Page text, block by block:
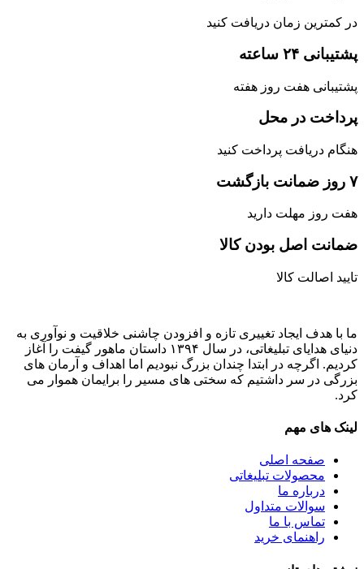
در کمترین زمان دریافت کنید
پشتیبانی ۲۴ ساعته
پشتیبانی هفت روز هفته
پرداخت در محل
هنگام دریافت پرداخت کنید
۷ روز ضمانت بازگشت
هفت روز مهلت دارید
ضمانت اصل‌ بودن کالا
تایید اصالت کالا
ما با هدف ایجاد تغییری تازه و افزودن چاشنی خلاقیت و نوآوری به
دنیای هدایای تبلیغاتی، در سال ۱۳۹۴ داستان ماهور گیفت را آغاز
کردیم. اگرچه در ابتدا چندان بزرگ نبودیم اما اهداف و آرمان های
بزرگی در سر داشتیم که سختی های مسیر را برایمان هموار می
کرد.
لینک های مهم
صفحه اصلی
محصولات تبلیغاتی
درباره ما
سوالات متداول
تماس با ما
راهنمای خرید